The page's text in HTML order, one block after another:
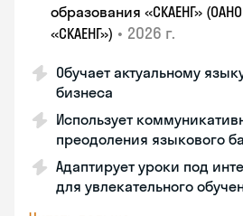
образования «СКАЕНГ»
«СКАЕНГ») • 2026 г.
Обучает актуальному
бизнеса
Использует
преодоления языкового
Адаптирует уроки под
для увлекательного